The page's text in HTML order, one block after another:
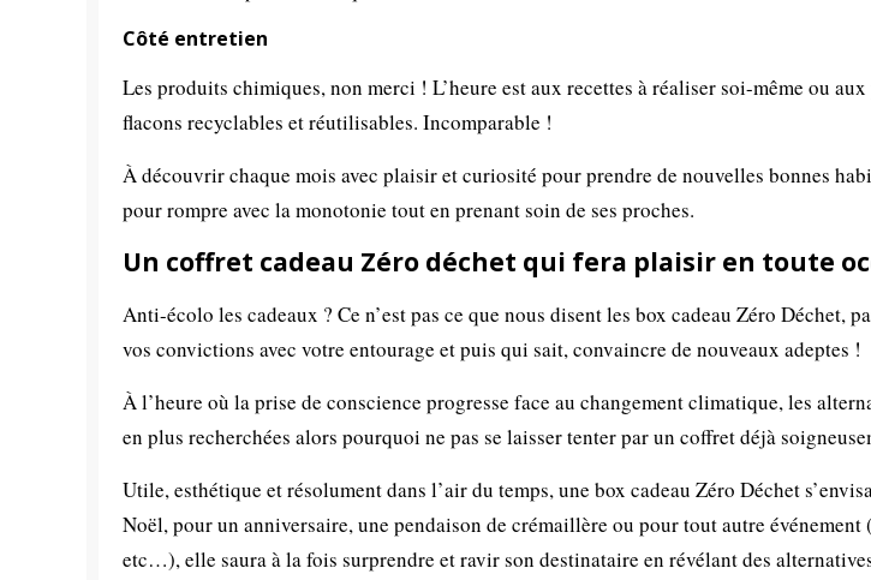
Côté entretien
Les produits chimiques, non merci ! L’heure est aux recettes à réaliser soi-même ou
flacons recyclables et réutilisables. Incomparable !
À découvrir chaque mois avec plaisir et curiosité pour prendre de nouvelles bonnes
pour rompre avec la monotonie tout en prenant soin de ses proches.
Un coffret cadeau Zéro déchet qui fera plaisir en toute
Anti-écolo les cadeaux ? Ce n’est pas ce que nous disent les box cadeau Zéro Déchet,
vos convictions avec votre entourage et puis qui sait, convaincre de nouveaux adeptes !
À l’heure où la prise de conscience progresse face au changement climatique, les
en plus recherchées alors pourquoi ne pas se laisser tenter par un coffret déjà
Utile, esthétique et résolument dans l’air du temps, une box cadeau Zéro Déchet
Noël, pour un anniversaire, une pendaison de crémaillère ou pour tout autre événement
etc…), elle saura à la fois surprendre et ravir son destinataire en révélant des